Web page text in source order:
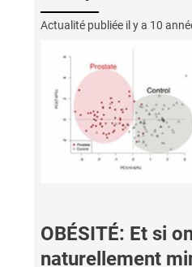
Actualité publiée il y a 10
OBÉSITÉ: Et si
naturellement